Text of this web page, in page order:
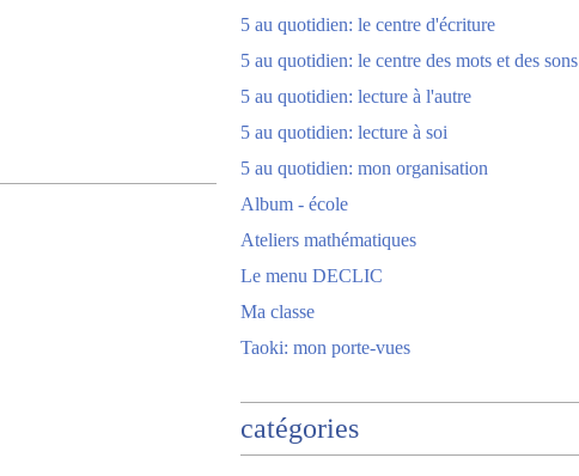
5 au quotidien: le centre d'écriture
5 au quotidien: le centre des mots et des sons
5 au quotidien: lecture à l'autre
5 au quotidien: lecture à soi
5 au quotidien: mon organisation
Album - école
Ateliers mathématiques
Le menu DECLIC
Ma classe
Taoki: mon porte-vues
catégories